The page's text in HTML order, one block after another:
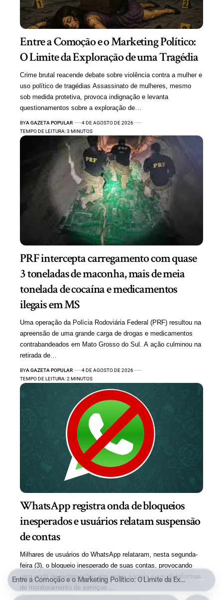
Entre a Comoção e o Marketing Político: O Limite da Exploração de uma Tragédia
Entre a Comoção e o Marketing Político:
O Limite da Exploração de uma Tragédia
Crime brutal reacende debate sobre violência contra a mulher e
uso político de tragédias Assassinato de mulheres, mesmo
sob medida protetiva, provoca indignação e levanta
questionamentos sobre a exploração de…
BYA GAZETA POPULAR
4 DE AGOSTO DE 2026
TEMPO DE LEITURA: 3 MINUTOS
PRF intercepta carregamento com quase
3 toneladas de maconha, mais de meia
tonelada de cocaína e medicamentos
ilegais em MS
Uma operação da Polícia Rodoviária Federal (PRF) resultou na
apreensão de uma grande carga de drogas e medicamentos
contrabandeados em Mato Grosso do Sul. A ação culminou na
retirada de…
BYA GAZETA POPULAR
4 DE AGOSTO DE 2026
TEMPO DE LEITURA: 2 MINUTOS
WhatsApp registra onda de bloqueios
inesperados e usuários relatam suspensão
de contas
Milhares de usuários do WhatsApp relataram, nesta segunda-
feira (3), o bloqueio inesperado de suas contas, provocando
uma onda de reclamações nas redes sociais e em plataformas
de monitoramento de serviços.…